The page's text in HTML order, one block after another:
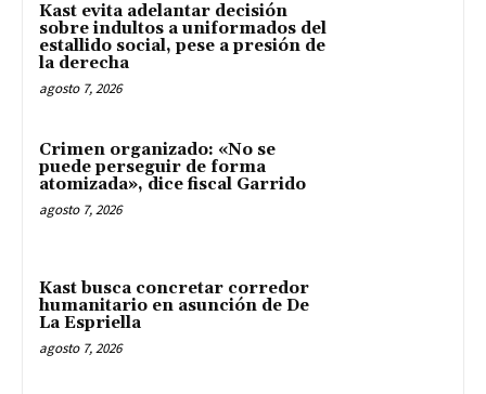
Kast evita adelantar decisión
sobre indultos a uniformados del
estallido social, pese a presión de
la derecha
agosto 7, 2026
Crimen organizado: «No se
puede perseguir de forma
atomizada», dice fiscal Garrido
agosto 7, 2026
Kast busca concretar corredor
humanitario en asunción de De
La Espriella
agosto 7, 2026